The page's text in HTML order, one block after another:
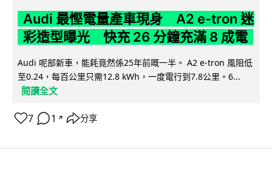
Audi 最慳電量產車現身 A2 e-tron 迷
彩造型曝光 快充 26 分鐘充滿 8 成電
Audi 呢部新車，能耗竟然係25年前嘅一半。 A2 e-tron 風阻低
至0.24，每百公里只需12.8 kWh，一度電行到7.8公里。6...
閱讀全文
7 1 ↗ 分享